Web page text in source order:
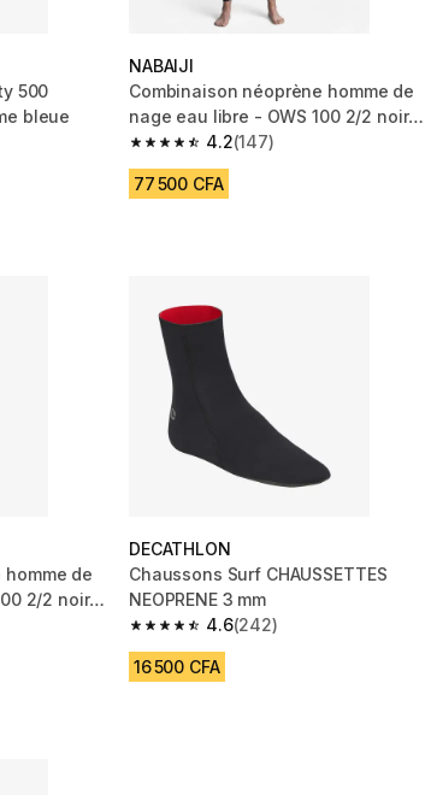
500
bleue
reviews
NABAIJI
Combinaison néoprène homme de
nage eau libre - OWS 100 2/2 noir
orange
4.2
4.2 out of 5 stars from 147 reviews
(147)
77 500 CFA
de
2/2 noir
reviews
DECATHLON
Chaussons Surf CHAUSSETTES
NEOPRENE 3 mm
4.6
4.6 out of 5 stars from 242 reviews
(242)
16 500 CFA